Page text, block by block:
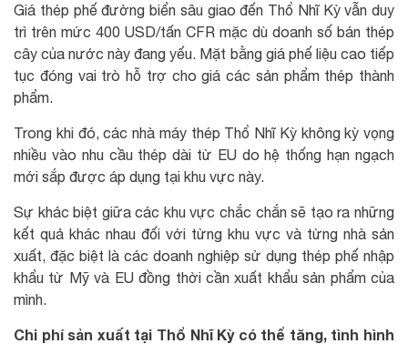
Giá thép phế đường biển sâu giao đến Thổ Nhĩ Kỳ vẫn duy
trì trên mức 400 USD/tấn CFR mặc dù doanh số bán thép
cây của nước này đang yếu. Mặt bằng giá phế liệu cao tiếp
tục đóng vai trò hỗ trợ cho giá các sản phẩm thép thành
phẩm.
Trong khi đó, các nhà máy thép Thổ Nhĩ Kỳ không kỳ vọng
nhiều vào nhu cầu thép dài từ EU do hệ thống hạn ngạch
mới sắp được áp dụng tại khu vực này.
Sự khác biệt giữa các khu vực chắc chắn sẽ tạo ra những
kết quả khác nhau đối với từng khu vực và từng nhà sản
xuất, đặc biệt là các doanh nghiệp sử dụng thép phế nhập
khẩu từ Mỹ và EU đồng thời cần xuất khẩu sản phẩm của
mình.
Chi phí sản xuất tại Thổ Nhĩ Kỳ có thể tăng, tình hình